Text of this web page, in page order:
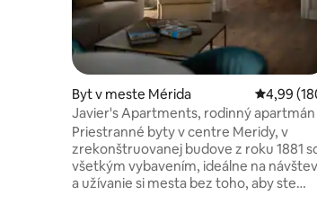
Byt v meste Mérida
4,99
Javier's Apartments, rodinný apartmán
Priestranné byty v centre Meridy, v
zrekonštruovanej budove z roku 1881
všetkým vybavením, ideálne na
a užívanie si mesta bez toho, aby ste